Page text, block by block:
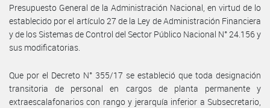
Presupuesto General de la Administración Nacional, en virtud de lo
establecido por el artículo 27 de la Ley de Administración Financiera
y de los Sistemas de Control del Sector Público Nacional N° 24.156 y
sus modificatorias.
Que por el Decreto N° 355/17 se estableció que toda designación
transitoria de personal en cargos de planta permanente y
extraescalafonarios con rango y jerarquía inferior a Subsecretario,